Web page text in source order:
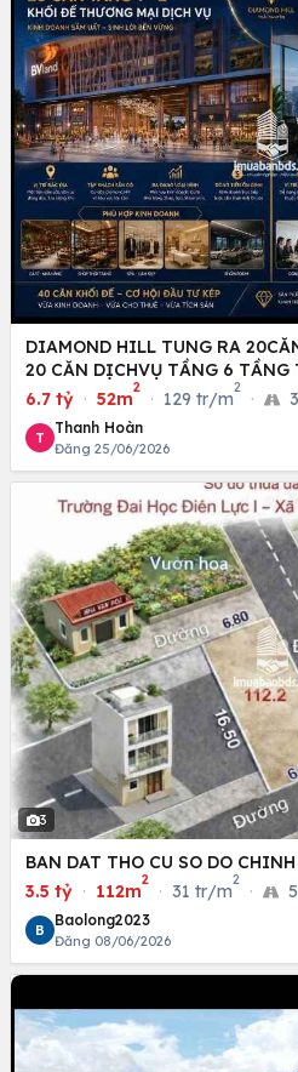
DIAMOND HILL TUNG RA
20 CĂN DỊCHVỤ TẦNG 6 TẦNG
6.7 tỷ · 52m
2
· 129 tr/m
2
·
T
Thanh Hoàn
Đăng 25/06/2026
3
BAN DAT THO CU SO DO
3.5 tỷ · 112m
2
· 31 tr/m
2
·
B
Baolong2023
Đăng 08/06/2026